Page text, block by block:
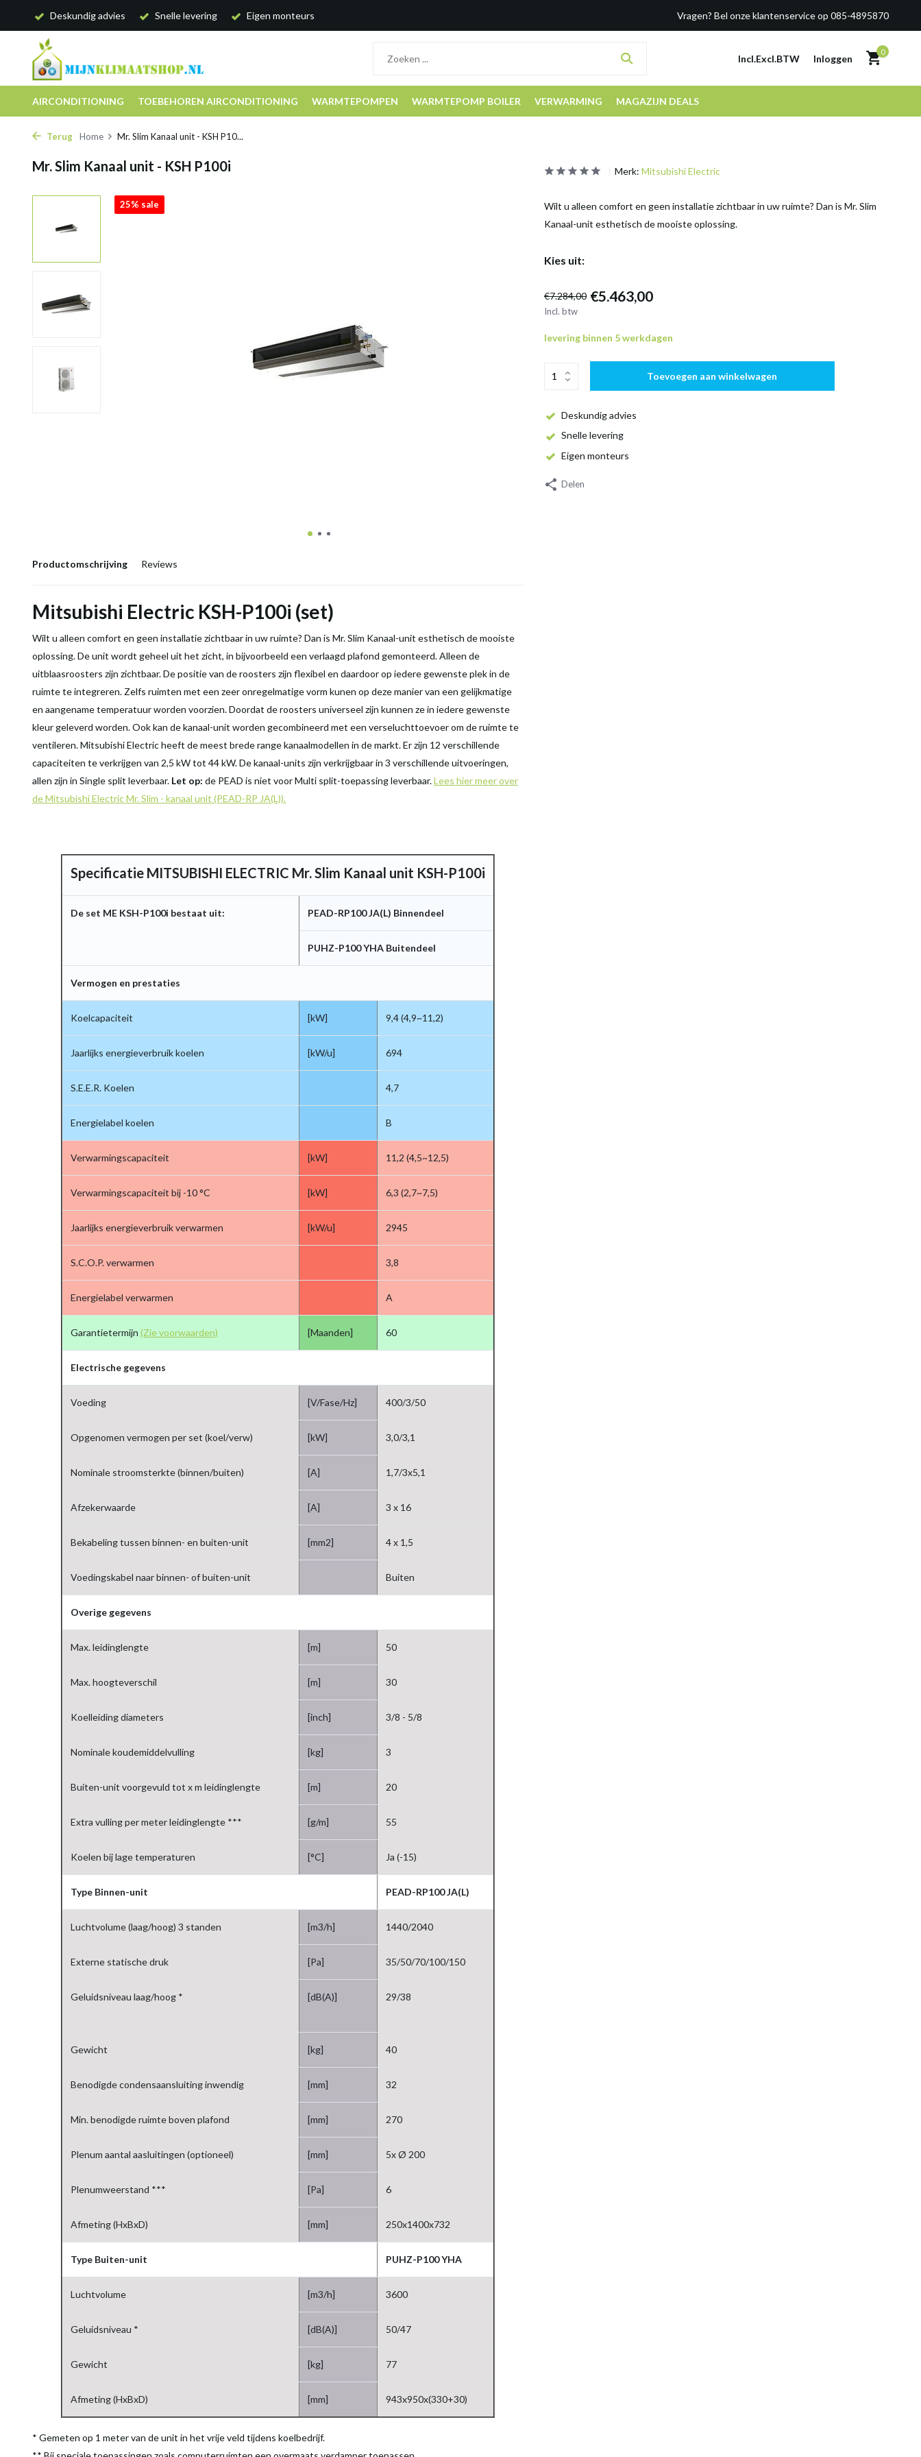
Deskundig advies Snelle levering Eigen monteurs Vragen? Bel onze klantenservice op 085-4895870
Incl.Excl.BTW Inloggen
0
AIRCONDITIONING TOEBEHOREN AIRCONDITIONING WARMTEPOMPEN WARMTEPOMP BOILER VERWARMING MAGAZIJN DEALS
Terug Home Mr. Slim Kanaal unit - KSH P10...
Mr. Slim Kanaal unit - KSH P100i
25% sale
Productomschrijving Reviews
Mitsubishi Electric KSH-P100i (set)
Wilt u alleen comfort en geen installatie zichtbaar in uw ruimte? Dan is Mr. Slim Kanaal-unit esthetisch de mooiste
oplossing. De unit wordt geheel uit het zicht, in bijvoorbeeld een verlaagd plafond gemonteerd. Alleen de
uitblaasroosters zijn zichtbaar. De positie van de roosters zijn flexibel en daardoor op iedere gewenste plek in de
ruimte te integreren. Zelfs ruimten met een zeer onregelmatige vorm kunen op deze manier van een gelijkmatige
en aangename temperatuur worden voorzien. Doordat de roosters universeel zijn kunnen ze in iedere gewenste
kleur geleverd worden. Ook kan de kanaal-unit worden gecombineerd met een verseluchttoevoer om de ruimte te
ventileren. Mitsubishi Electric heeft de meest brede range kanaalmodellen in de markt. Er zijn 12 verschillende
capaciteiten te verkrijgen van 2,5 kW tot 44 kW. De kanaal-units zijn verkrijgbaar in 3 verschillende uitvoeringen,
allen zijn in Single split leverbaar. Let op: de PEAD is niet voor Multi split-toepassing leverbaar.Lees hier meer over
de Mitsubishi Electric Mr. Slim - kanaal unit (PEAD-RP JA(L)).
Specificatie MITSUBISHI ELECTRIC Mr. Slim Kanaal unit KSH-P100i
De set ME KSH-P100i bestaat uit: PEAD-RP100 JA(L) Binnendeel
PUHZ-P100 YHA Buitendeel
Vermogen en prestaties
Koelcapaciteit [kW] 9,4 (4,9~11,2)
Jaarlijks energieverbruik koelen [kW/u] 694
S.E.E.R. Koelen 4,7
Energielabel koelen B
Verwarmingscapaciteit [kW] 11,2 (4,5~12,5)
Verwarmingscapaciteit bij -10 °C [kW] 6,3 (2,7~7,5)
Jaarlijks energieverbruik verwarmen [kW/u] 2945
S.C.O.P. verwarmen 3,8
Energielabel verwarmen A
Garantietermijn (Zie voorwaarden) [Maanden] 60
Electrische gegevens
Voeding [V/Fase/Hz] 400/3/50
Opgenomen vermogen per set (koel/verw) [kW] 3,0/3,1
Nominale stroomsterkte (binnen/buiten) [A] 1,7/3x5,1
Afzekerwaarde [A] 3 x 16
Bekabeling tussen binnen- en buiten-unit [mm2] 4 x 1,5
Voedingskabel naar binnen- of buiten-unit Buiten
Overige gegevens
Max. leidinglengte [m] 50
Max. hoogteverschil [m] 30
Koelleiding diameters [inch] 3/8 - 5/8
Nominale koudemiddelvulling [kg] 3
Buiten-unit voorgevuld tot x m leidinglengte [m] 20
Extra vulling per meter leidinglengte *** [g/m] 55
Koelen bij lage temperaturen [°C] Ja (-15)
Type Binnen-unit PEAD-RP100 JA(L)
Luchtvolume (laag/hoog) 3 standen [m3/h] 1440/2040
Externe statische druk [Pa] 35/50/70/100/150
Geluidsniveau laag/hoog * [dB(A)] 29/38
Gewicht [kg] 40
Benodigde condensaansluiting inwendig [mm] 32
Min. benodigde ruimte boven plafond [mm] 270
Plenum aantal aasluitingen (optioneel) [mm] 5x Ø 200
Plenumweerstand *** [Pa] 6
Afmeting (HxBxD) [mm] 250x1400x732
Type Buiten-unit PUHZ-P100 YHA
Luchtvolume [m3/h] 3600
Geluidsniveau * [dB(A)] 50/47
Gewicht [kg] 77
Afmeting (HxBxD) [mm] 943x950x(330+30)
* Gemeten op 1 meter van de unit in het vrije veld tijdens koelbedrijf.
Merk: Mitsubishi Electric
Wilt u alleen comfort en geen installatie zichtbaar in uw ruimte? Dan is Mr. Slim
Kanaal-unit esthetisch de mooiste oplossing.
Kies uit:
€7.284,00 €5.463,00
Incl. btw
levering binnen 5 werkdagen
Toevoegen aan winkelwagen
Deskundig advies
Snelle levering
Eigen monteurs
Delen